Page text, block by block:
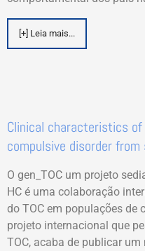
[+] Leia mais...
Clinical characteristics
compulsive disorder
O gen_TOC um projeto
HC é uma colaboração
do TOC em populações de
projeto internacional que
TOC, acaba de publicar